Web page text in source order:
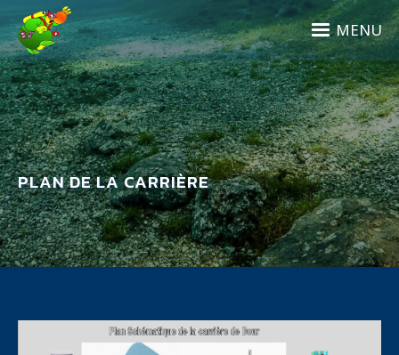
Aller
au
contenu
principal
MENU
PLAN DE LA CARRIÈRE